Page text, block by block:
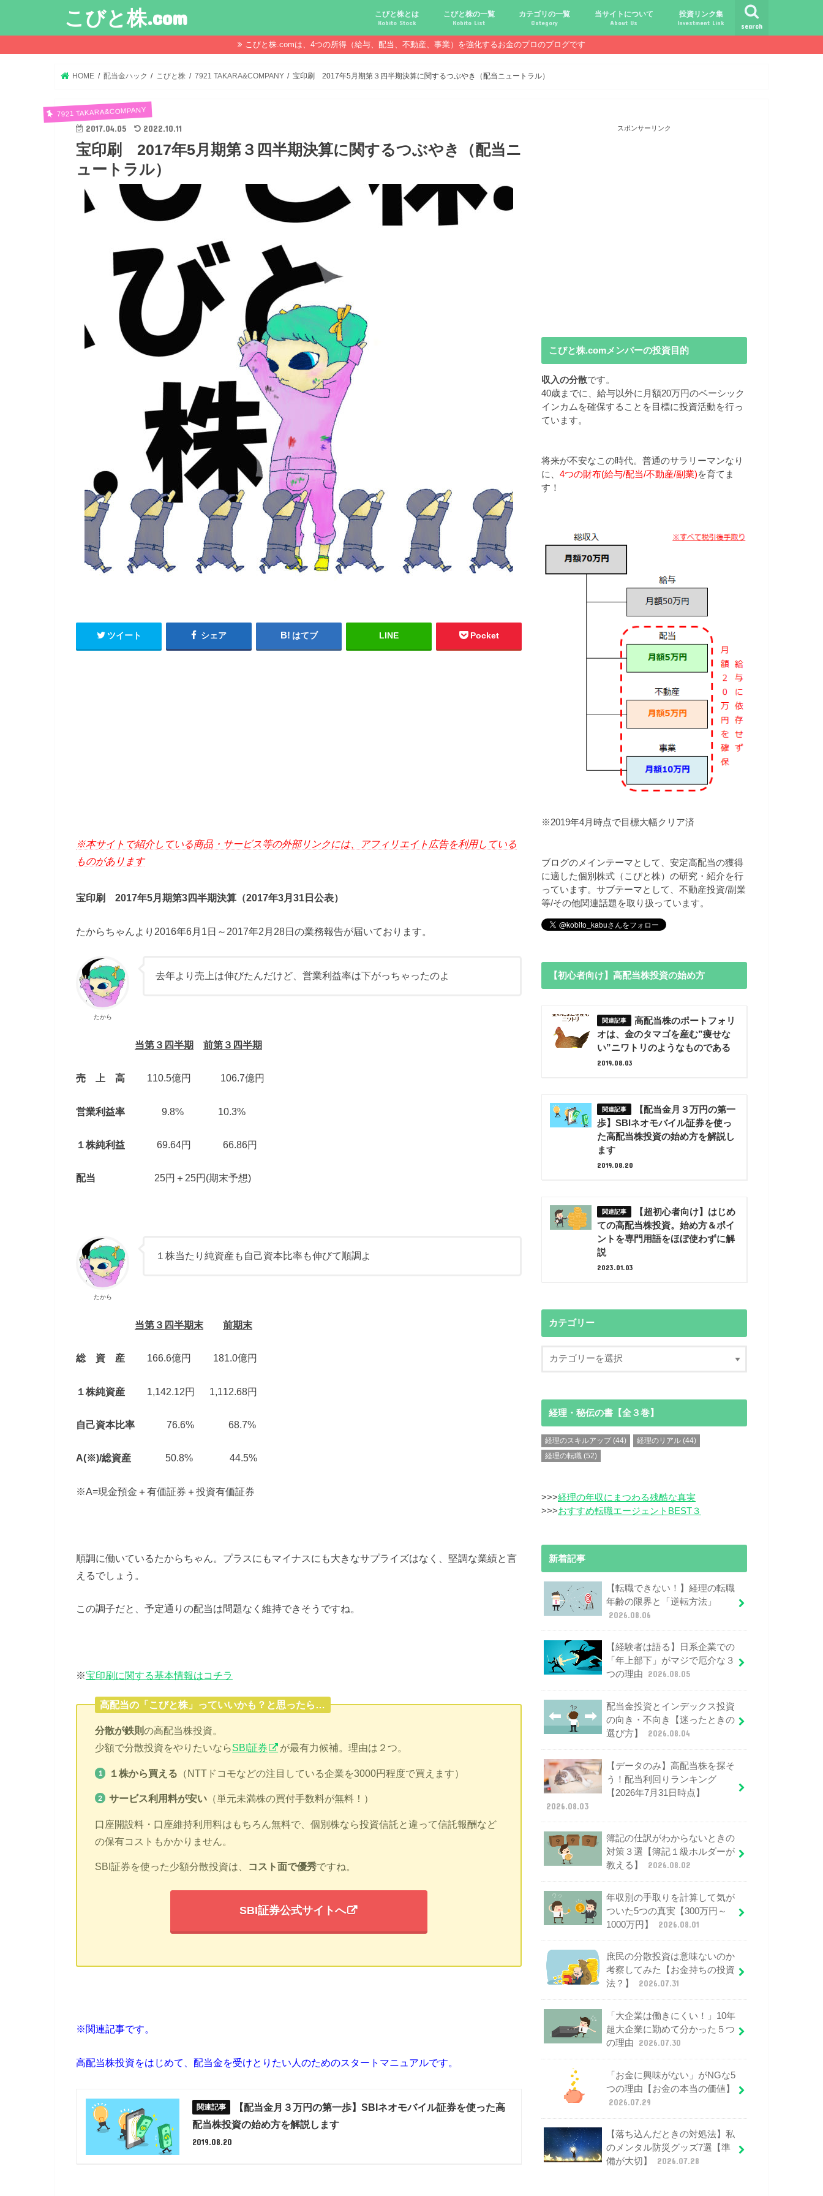
こびと株.com search
こびと株とは
Kobito Stock
こびと株投資を始める前に マジメなだけじゃ報われない時代？
配当金が守る、今-老後-子供達！
配当金があればこんなに遊べる！
債券・投信・中古１Rとの違い
口座開設！こびと探しの旅へ！
必ず知っておきたい専門用語集
こびと株の10条件
こびと株のメリット,デメリット
こびと株の投資10原則
こびと株投資のモデル紹介
こびと株の一覧
Kobito List
こびとNo.2169 CDS
こびとNo.4762 エックスネット
こびとNo.7751 キヤノン
こびとNo.7820 ニホンフラッシュ
こびとNo.7921 宝印刷
こびとNo.9986 蔵王産業
カテゴリの一覧
Category
こびと株.comライフ
給与ハック
副業ハック
配当金ハック
年金ハック
倹約ハック
当サイトについて
About Us
投資リンク集
Investment Link
こびと株.comは、4つの所得（給与、配当、不動産、事業）を強化するお金のプロのブログです
HOME 配当金ハック こびと株 7921 TAKARA&COMPANY 宝印刷 2017年5月期第３四半期決算に関するつぶやき（配当ニュートラル）
7921 TAKARA&COMPANY
2017.04.05 2022.10.11
宝印刷 2017年5月期第３四半期決算に関するつぶやき（配当ニ
ュートラル）
ツイート シェア はてブ LINE Pocket
※本サイトで紹介している商品・サービス等の外部リンクには、アフィリエイト広告を利用している
ものがあります
宝印刷 2017年5月期第3四半期決算（2017年3月31日公表）
たからちゃんより2016年6月1日～2017年2月28日の業務報告が届いております。
たから
去年より売上は伸びたんだけど、営業利益率は下がっちゃったのよ
当第３四半期 前第３四半期
売 上 高 110.5億円 106.7億円
営業利益率 9.8% 10.3%
１株純利益 69.64円 66.86円
配当 25円＋25円(期末予想)
たから
１株当たり純資産も自己資本比率も伸びて順調よ
当第３四半期末 前期末
総 資 産 166.6億円 181.0億円
１株純資産 1,142.12円 1,112.68円
自己資本比率 76.6% 68.7%
A(※)/総資産 50.8% 44.5%
※A=現金預金＋有価証券＋投資有価証券
順調に働いているたからちゃん。プラスにもマイナスにも大きなサプライズはなく、堅調な業績と言
えるでしょう。
この調子だと、予定通りの配当は問題なく維持できそうですね。
※宝印刷に関する基本情報はコチラ
高配当の「こびと株」っていいかも？と思ったら…
分散が鉄則の高配当株投資。
少額で分散投資をやりたいならSBI証券 が最有力候補。理由は２つ。
１株から買える （NTTドコモなどの注目している企業を3000円程度で買えます）
サービス利用料が安い （単元未満株の買付手数料が無料！）
口座開設料・口座維持利用料はもちろん無料で、個別株なら投資信託と違って信託報酬など
の保有コストもかかりません。
SBI証券を使った少額分散投資は、 コスト面で優秀ですね。
SBI証券公式サイトへ
※関連記事です。
高配当株投資をはじめて、配当金を受けとりたい人のためのスタートマニュアルです。
【配当金月３万円の第一歩】SBIネオモバイル証券を使った高
配当株投資の始め方を解説します
2019.08.20
スポンサーリンク
こびと株.comメンバーの投資目的
収入の分散です。
40歳までに、給与以外に月額20万円のベーシック
インカムを確保することを目標に投資活動を行っ
ています。
将来が不安なこの時代。普通のサラリーマンなり
に、 4つの財布(給与/配当/不動産/副業)を育てま
す！
※2019年4月時点で目標大幅クリア済
ブログのメインテーマとして、安定高配当の獲得
に適した個別株式（こびと株）の研究・紹介を行
っています。サブテーマとして、不動産投資/副業
等/その他関連話題を取り扱っています。
【初心者向け】高配当株投資の始め方
高配当株のポートフォリ
オは、金のタマゴを産む”痩せな
い”ニワトリのようなものである
2019.08.03
【配当金月３万円の第一
歩】SBIネオモバイル証券を使っ
た高配当株投資の始め方を解説し
ます
2019.08.20
【超初心者向け】はじめ
ての高配当株投資。始め方＆ポイ
ントを専門用語をほぼ使わずに解
説
2023.01.03
カテゴリー
経理・秘伝の書【全３巻】
経理のスキルアップ (44) 経理のリアル (44)
経理の転職 (52)
>>>経理の年収にまつわる残酷な真実
>>>おすすめ転職エージェントBEST３
新着記事
【転職できない！】経理の転職
年齢の限界と「逆転方法」
2026.08.06
【経験者は語る】日系企業での
「年上部下」がマジで厄介な３
つの理由
2026.08.05
配当金投資とインデックス投資
の向き・不向き【迷ったときの
選び方】
2026.08.04
【データのみ】高配当株を探そ
う！配当利回りランキング
【2026年7月31日時点】
2026.08.03
簿記の仕訳がわからないときの
対策３選【簿記１級ホルダーが
教える】
2026.08.02
年収別の手取りを計算して気が
ついた5つの真実【300万円～
1000万円】
2026.08.01
庶民の分散投資は意味ないのか
考察してみた【お金持ちの投資
法？】
2026.07.31
「大企業は働きにくい！」10年
超大企業に勤めて分かった５つ
の理由
2026.07.30
「お金に興味がない」がNGな5
つの理由【お金の本当の価値】
2026.07.29
【落ち込んだときの対処法】私
のメンタル防災グッズ7選【準
備が大切】
2026.07.28